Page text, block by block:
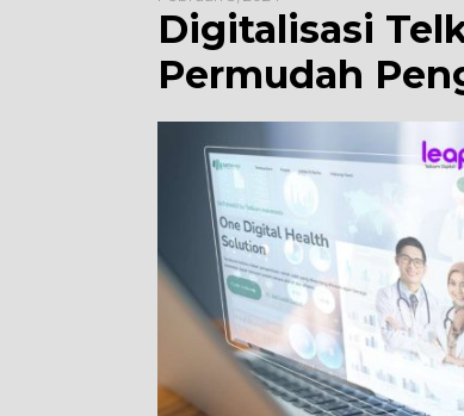
Digitalisasi
Permudah